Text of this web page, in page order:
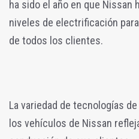
ha sido el año en que Nissan
niveles de electrificación
de todos los clientes.
La variedad de tecnologías
los vehículos de Nissan